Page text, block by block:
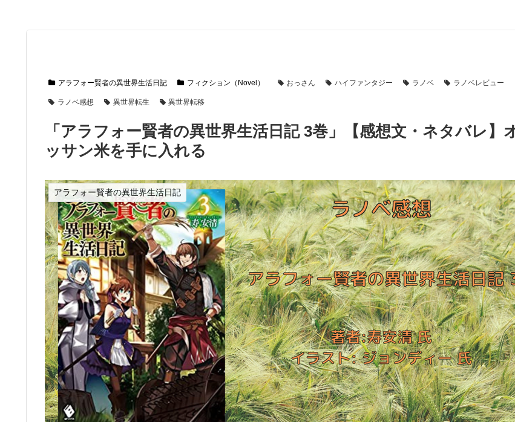
アラフォー賢者の異世界生活日記 フィクション（Novel） おっさん ハイファンタジー ラノベ ラノベレビュー
ラノベ感想 異世界転生 異世界転移
「アラフォー賢者の異世界生活日記 3巻」【感想文・ネタバレ】
ッサン米を手に入れる
アラフォー賢者の異世界生活日記